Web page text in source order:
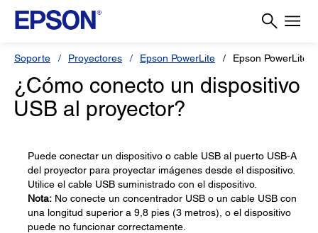
Soporte Proyectores Epson PowerLite Epson PowerLite
¿Cómo conecto un dispositivo
USB al proyector?
Puede conectar un dispositivo o cable USB al puerto USB-A
del proyector para proyectar imágenes desde el dispositivo.
Utilice el cable USB suministrado con el dispositivo.
Nota: No conecte un concentrador USB o un cable USB con
una longitud superior a 9,8 pies (3 metros), o el dispositivo
puede no funcionar correctamente.